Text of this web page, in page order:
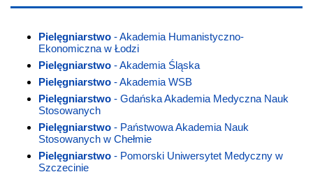
Pielęgniarstwo - Akademia Humanistyczno-
Ekonomiczna w Łodzi
Pielęgniarstwo - Akademia Śląska
Pielęgniarstwo - Akademia WSB
Pielęgniarstwo - Gdańska Akademia Medyczna Nauk
Stosowanych
Pielęgniarstwo - Państwowa Akademia Nauk
Stosowanych w Chełmie
Pielęgniarstwo - Pomorski Uniwersytet Medyczny w
Szczecinie